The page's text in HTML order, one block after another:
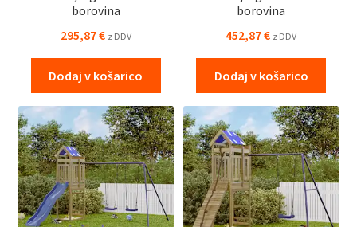
borovina
295,87€ z DDV
Dodaj v košarico
borovina
452,87€ z DDV
Dodaj v košarico